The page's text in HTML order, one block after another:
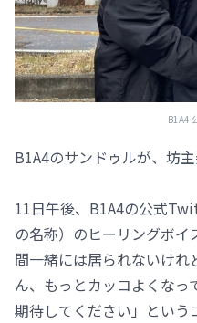
B1A4
B1A4のサンドゥルが、坊主
11日午後、B1A4の公式
の名称）のヒーリングボ
間一緒には居られないけれ
ん、もっとカッコよくなっ
期待してください」とい